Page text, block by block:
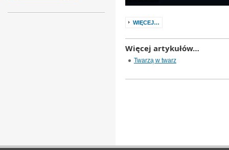
WIĘCEJ…
Więcej artykułów…
Twarzą w twarz